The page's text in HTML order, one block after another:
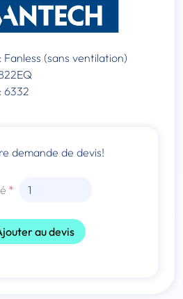
(sans ventilation)
6332
demande de devis!
au devis